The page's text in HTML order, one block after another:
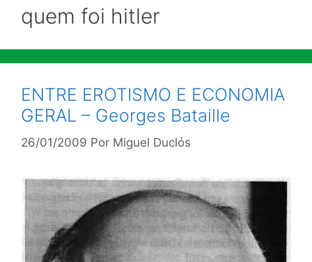
quem foi hitler
ENTRE EROTISMO E ECONOMIA
GERAL – Georges Bataille
26/01/2009 Por Miguel Duclós